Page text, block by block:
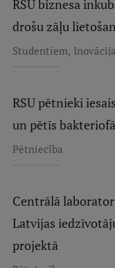
EURAXESS
EATRIS
RSU biznesa
drošu zāļu
Studentiem,
RSU pētnieki
un pētīs
Pētniecība
Centrālā
Latvijas
projektā